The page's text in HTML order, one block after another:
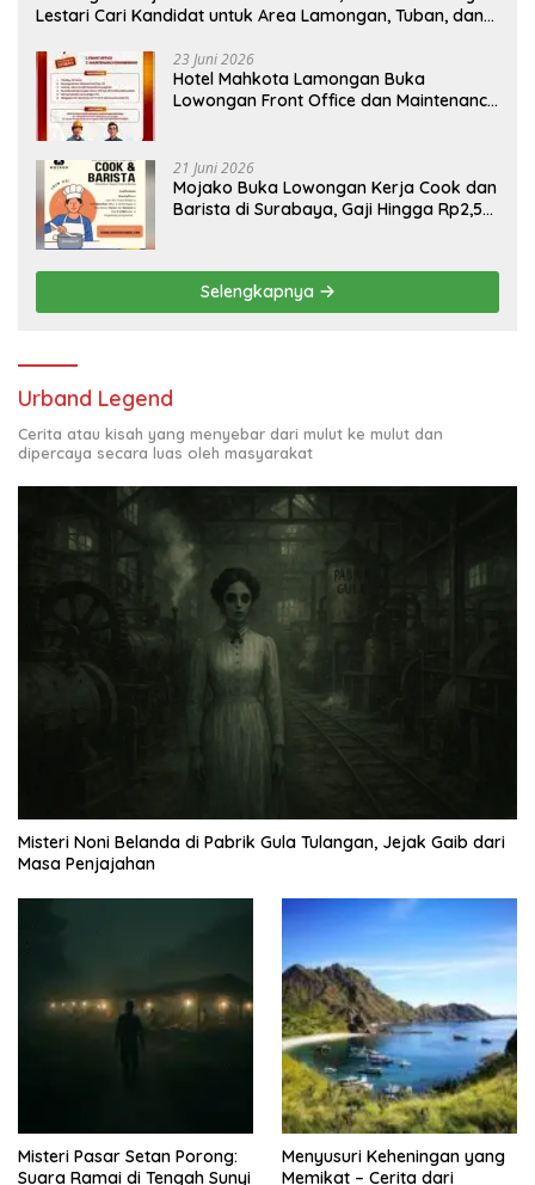
Lestari Cari Kandidat untuk Area Lamongan, Tuban, dan
23 Juni 2026
Hotel Mahkota Lamongan Buka
Lowongan Front Office dan Maintenance
21 Juni 2026
Mojako Buka Lowongan Kerja Cook dan
Barista di Surabaya, Gaji Hingga Rp2,5
Selengkapnya
Urband Legend
Cerita atau kisah yang menyebar dari mulut ke mulut dan
dipercaya secara luas oleh masyarakat
Misteri Noni Belanda di Pabrik Gula Tulangan, Jejak Gaib dari
Masa Penjajahan
Misteri Pasar Setan Porong:
Suara Ramai di Tengah Sunyi
Menyusuri Keheningan yang
Memikat – Cerita dari